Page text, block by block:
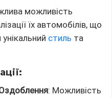
можливість
їх автомобілів, що
стиль та
: Можливість